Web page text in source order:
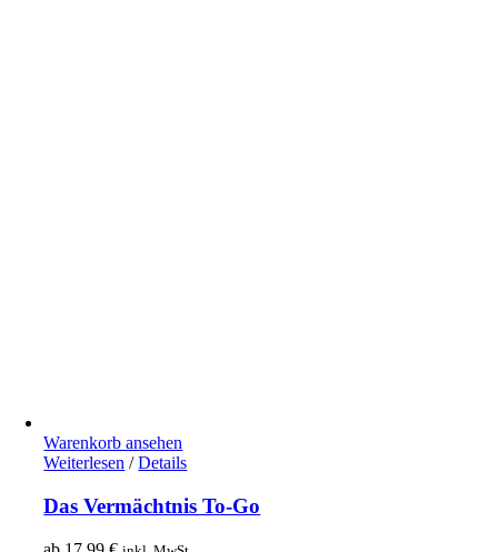
Warenkorb ansehen
Weiterlesen / Details
Das Vermächtnis To-Go